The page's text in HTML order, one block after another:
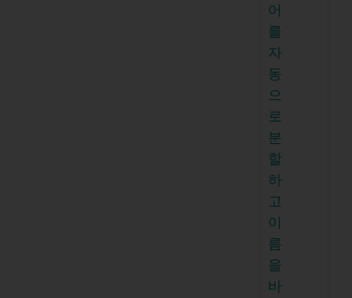
어
를
자
동
으
로
분
할
하
고
이
름
을
바